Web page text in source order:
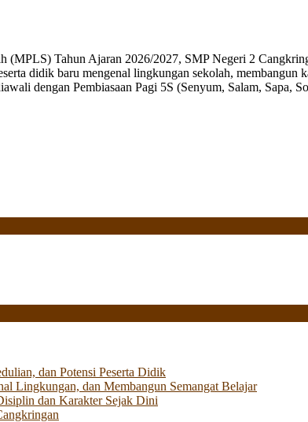
(MPLS) Tahun Ajaran 2026/2027, SMP Negeri 2
didik baru mengenal lingkungan sekolah, membangun
dengan Pembiasaan Pagi 5S (Senyum, Salam, Sapa,
dan Potensi Peserta Didik
Lingkungan, dan Membangun Semangat Belajar
dan Karakter Sejak Dini